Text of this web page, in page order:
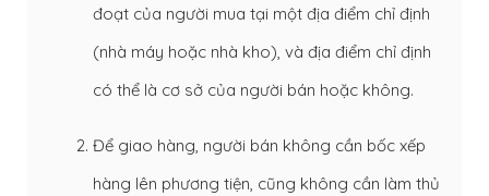
đoạt của người mua tại một địa điểm chỉ định
(nhà máy hoặc nhà kho), và địa điểm chỉ định
có thể là cơ sở của người bán hoặc không.
Để giao hàng, người bán không cần bốc xếp
hàng lên phương tiện, cũng không cần làm thủ